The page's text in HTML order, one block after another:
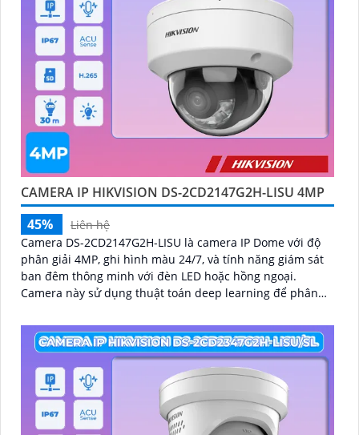
CAMERA IP HIKVISION DS-2CD2147G2H-LISU 4MP
45%
Liên hệ
Camera DS-2CD2147G2H-LISU là camera IP Dome với độ
phân giải 4MP, ghi hình màu 24/7, và tính năng giám sát
ban đêm thông minh với đèn LED hoặc hồng ngoại.
Camera này sử dụng thuật toán deep learning để phân
POE